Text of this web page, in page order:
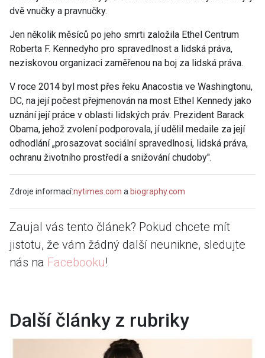
dvě vnučky a pravnučky.
Jen několik měsíců po jeho smrti založila Ethel Centrum
Roberta F. Kennedyho pro spravedlnost a lidská práva,
neziskovou organizaci zaměřenou na boj za lidská práva.
V roce 2014 byl most přes řeku Anacostia ve Washingtonu,
DC, na její počest přejmenován na most Ethel Kennedy jako
uznání její práce v oblasti lidských práv. Prezident Barack
Obama, jehož zvolení podporovala, jí udělil medaile za její
odhodlání „prosazovat sociální spravedlnosi, lidská práva,
ochranu životního prostředí a snižování chudoby".
Zdroje informací:nytimes.com a biography.com
Zaujal vás tento článek? Pokud chcete mít
jistotu, že vám žádný další neunikne, sledujte
nás na Facebooku!
Další články z rubriky